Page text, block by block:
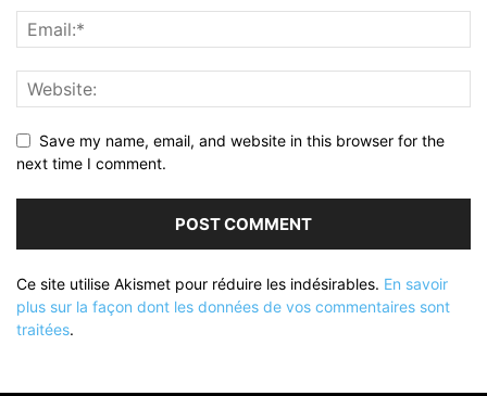
Save my name, email, and website in this browser for the
next time I comment.
Ce site utilise Akismet pour réduire les indésirables. En savoir
plus sur la façon dont les données de vos commentaires sont
traitées.